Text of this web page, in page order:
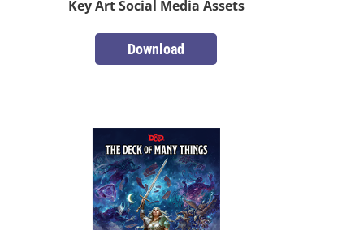
Key Art Social Media Assets
Download